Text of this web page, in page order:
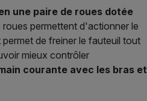
une paire de roues dotée
permettent d'actionner le
de freiner le fauteuil tout
mieux contrôler
courante avec les bras et